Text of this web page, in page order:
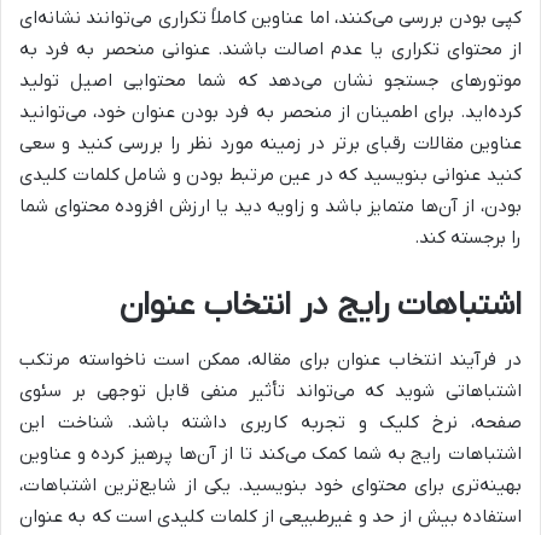
کپی بودن بررسی می‌کنند، اما عناوین کاملاً تکراری می‌توانند نشانه‌ای
از محتوای تکراری یا عدم اصالت باشند. عنوانی منحصر به فرد به
موتورهای جستجو نشان می‌دهد که شما محتوایی اصیل تولید
کرده‌اید. برای اطمینان از منحصر به فرد بودن عنوان خود، می‌توانید
عناوین مقالات رقبای برتر در زمینه مورد نظر را بررسی کنید و سعی
کنید عنوانی بنویسید که در عین مرتبط بودن و شامل کلمات کلیدی
بودن، از آن‌ها متمایز باشد و زاویه دید یا ارزش افزوده محتوای شما
را برجسته کند.
اشتباهات رایج در انتخاب عنوان
در فرآیند انتخاب عنوان برای مقاله، ممکن است ناخواسته مرتکب
اشتباهاتی شوید که می‌تواند تأثیر منفی قابل توجهی بر سئوی
صفحه، نرخ کلیک و تجربه کاربری داشته باشد. شناخت این
اشتباهات رایج به شما کمک می‌کند تا از آن‌ها پرهیز کرده و عناوین
بهینه‌تری برای محتوای خود بنویسید. یکی از شایع‌ترین اشتباهات،
استفاده بیش از حد و غیرطبیعی از کلمات کلیدی است که به عنوان